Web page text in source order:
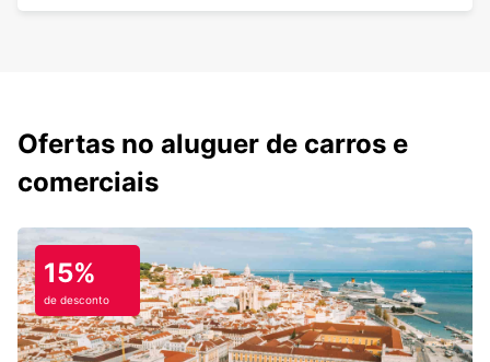
Ofertas no aluguer de carros e
comerciais
15%
de desconto